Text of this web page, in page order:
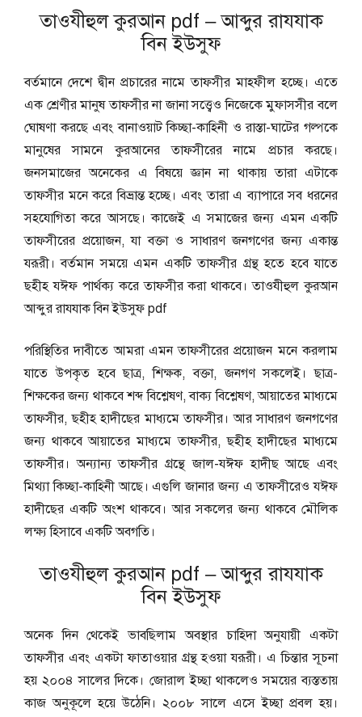
তাওযীহুল কুরআন pdf – আব্দুর রাযযাক
বিন ইউসুফ
বর্তমানে দেশে দ্বীন প্রচারের নামে তাফসীর মাহফীল হচ্ছে। এতে
এক শ্রেণীর মানুষ তাফসীর না জানা সত্ত্বেও নিজেকে মুফাসসীর বলে
ঘোষণা করছে এবং বানাওয়াট কিচ্ছা-কাহিনী ও রাস্তা-ঘাটের গল্পকে
মানুষের সামনে কুরআনের তাফসীরের নামে প্রচার করছে।
জনসমাজের অনেকের এ বিষয়ে জ্ঞান না থাকায় তারা এটাকে
তাফসীর মনে করে বিভ্রান্ত হচ্ছে। এবং তারা এ ব্যাপারে সব ধরনের
সহযোগিতা করে আসছে। কাজেই এ সমাজের জন্য এমন একটি
তাফসীরের প্রয়োজন, যা বক্তা ও সাধারণ জনগণের জন্য একান্ত
যরূরী। বর্তমান সময়ে এমন একটি তাফসীর গ্রন্থ হতে হবে যাতে
ছহীহ যঈফ পার্থক্য করে তাফসীর করা থাকবে। তাওযীহুল কুরআন
আব্দুর রাযযাক বিন ইউসুফ pdf
পরিস্থিতির দাবীতে আমরা এমন তাফসীরের প্রয়োজন মনে করলাম
যাতে উপকৃত হবে ছাত্র, শিক্ষক, বক্তা, জনগণ সকলেই। ছাত্র-
শিক্ষকের জন্য থাকবে শব্দ বিশ্লেষণ, বাক্য বিশ্লেষণ, আয়াতের মাধ্যমে
তাফসীর, ছহীহ হাদীছের মাধ্যমে তাফসীর। আর সাধারণ জনগণের
জন্য থাকবে আয়াতের মাধ্যমে তাফসীর, ছহীহ হাদীছের মাধ্যমে
তাফসীর। অন্যান্য তাফসীর গ্রন্থে জাল-যঈফ হাদীছ আছে এবং
মিথ্যা কিচ্ছা-কাহিনী আছে। এগুলি জানার জন্য এ তাফসীরেও যঈফ
হাদীছের একটি অংশ থাকবে। আর সকলের জন্য থাকবে মৌলিক
লক্ষ্য হিসাবে একটি অবগতি।
তাওযীহুল কুরআন pdf – আব্দুর রাযযাক
বিন ইউসুফ
অনেক দিন থেকেই ভাবছিলাম অবস্থার চাহিদা অনুযায়ী একটা
তাফসীর এবং একটা ফাতাওয়ার গ্রন্থ হওয়া যরূরী। এ চিন্তার সূচনা
হয় ২০০৪ সালের দিকে। জোরাল ইচ্ছা থাকলেও সময়ের ব্যস্ততায়
কাজ অনুকূলে হয়ে উঠেনি। ২০০৮ সালে এসে ইচ্ছা প্রবল হয়।